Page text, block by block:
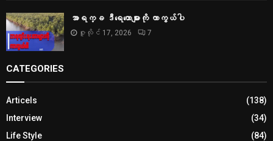
အာရက္ခ ဒီရေတောများကို ကာကွယ်ပါ
ဇူလိုင် 17, 2026 7
CATEGORIES
Articels
(138)
Interview
(34)
Life Style
(84)